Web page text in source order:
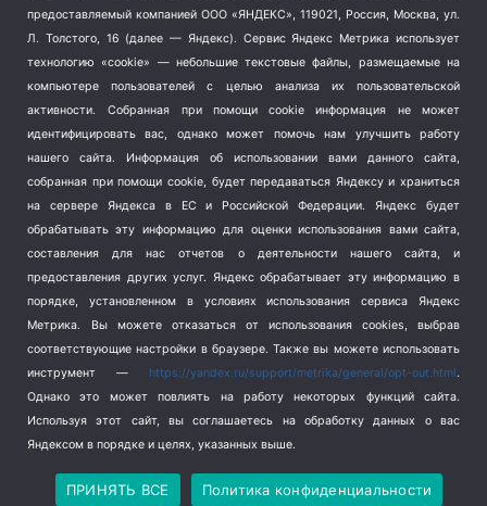
Терроризм (1)
Транспорт (262)
Туризм (178)
Флот (76)
Школа и спорт (2)
Экология (8)
Экономика (1172)
Copyright © 2026
Политика конфиденциальности
предоставляемый компанией ООО «ЯНДЕКС», 119021, Россия, Москва, ул.
Л. Толстого, 16 (далее — Яндекс). Сервис Яндекс Метрика использует
технологию «cookie» — небольшие текстовые файлы, размещаемые на
компьютере пользователей с целью анализа их пользовательской
активности.
Собранная при помощи cookie информация не может
идентифицировать вас, однако может помочь нам улучшить работу
нашего сайта. Информация об использовании вами данного сайта,
собранная при помощи cookie, будет передаваться Яндексу и храниться
на сервере Яндекса в ЕС и Российской Федерации. Яндекс будет
обрабатывать эту информацию для оценки использования вами сайта,
составления для нас отчетов о деятельности нашего сайта, и
предоставления других услуг. Яндекс обрабатывает эту информацию в
порядке, установленном в условиях использования сервиса Яндекс
Метрика.
Вы можете отказаться от использования cookies, выбрав
соответствующие настройки в браузере. Также вы можете использовать
инструмент — https://yandex.ru/support/metrika/general/opt-out.html.
Однако это может повлиять на работу некоторых функций сайта.
Используя этот сайт, вы соглашаетесь на обработку данных о вас
Яндексом в порядке и целях, указанных выше.
ПРИНЯТЬ ВСЕ Политика конфиденциальности